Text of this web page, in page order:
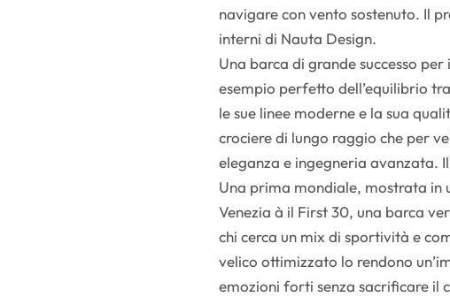
navigare con vento sostenuto. Il
interni di Nauta Design.
Una barca di grande successo
esempio perfetto dell’equilibrio
le sue linee moderne e la sua
crociere di lungo raggio che per
eleganza e ingegneria avanzata.
Una prima mondiale, mostrata in
Venezia à il First 30, una barca
chi cerca un mix di sportività e
velico ottimizzato lo rendono
emozioni forti senza sacrificare il